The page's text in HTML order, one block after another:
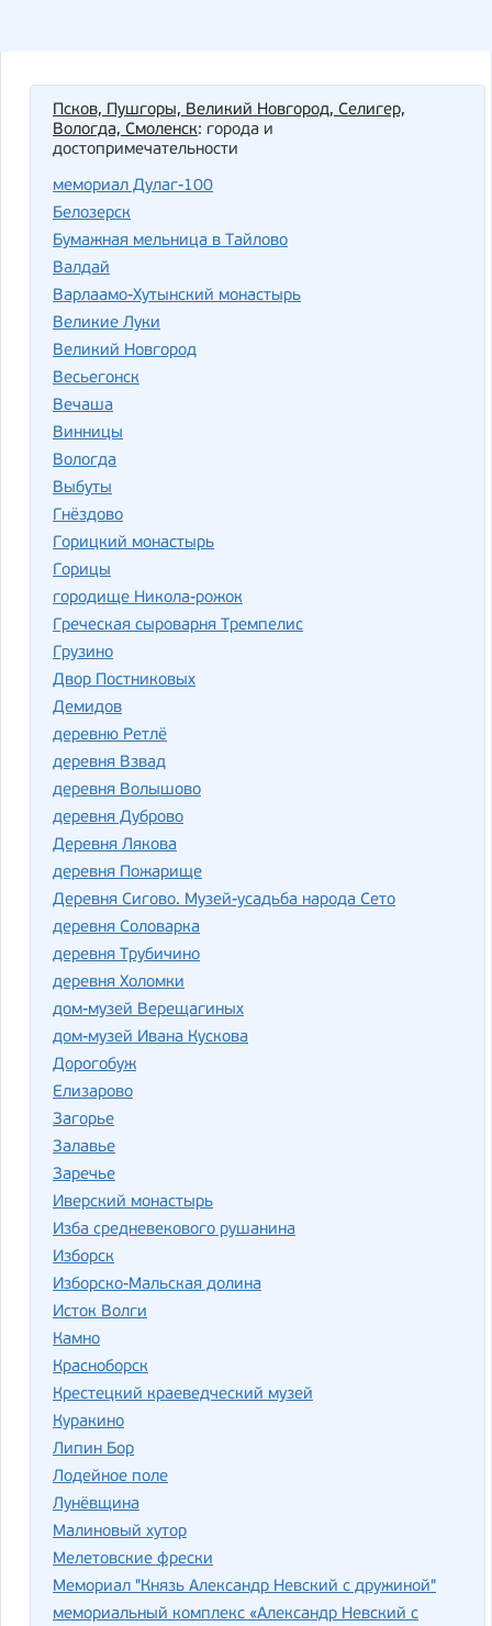
Псков, Пушгоры, Великий Новгород, Селигер,
Вологда, Смоленск: города и
достопримечательности
мемориал Дулаг-100
Белозерск
Бумажная мельница в Тайлово
Валдай
Варлаамо-Хутынский монастырь
Великие Луки
Великий Новгород
Весьегонск
Вечаша
Винницы
Вологда
Выбуты
Гнёздово
Горицкий монастырь
Горицы
городище Никола-рожок
Греческая сыроварня Тремпелис
Грузино
Двор Постниковых
Демидов
деревню Ретлё
деревня Взвад
деревня Волышово
деревня Дуброво
Деревня Лякова
деревня Пожарище
Деревня Сигово. Музей-усадьба народа Сето
деревня Соловарка
деревня Трубичино
деревня Холомки
дом-музей Верещагиных
дом-музей Ивана Кускова
Дорогобуж
Елизарово
Загорье
Залавье
Заречье
Иверский монастырь
Изба средневекового рушанина
Изборск
Изборско-Мальская долина
Исток Волги
Камно
Красноборск
Крестецкий краеведческий музей
Куракино
Липин Бор
Лодейное поле
Лунёвщина
Малиновый хутор
Мелетовские фрески
Мемориал "Князь Александр Невский с дружиной"
мемориальный комплекс «Александр Невский с